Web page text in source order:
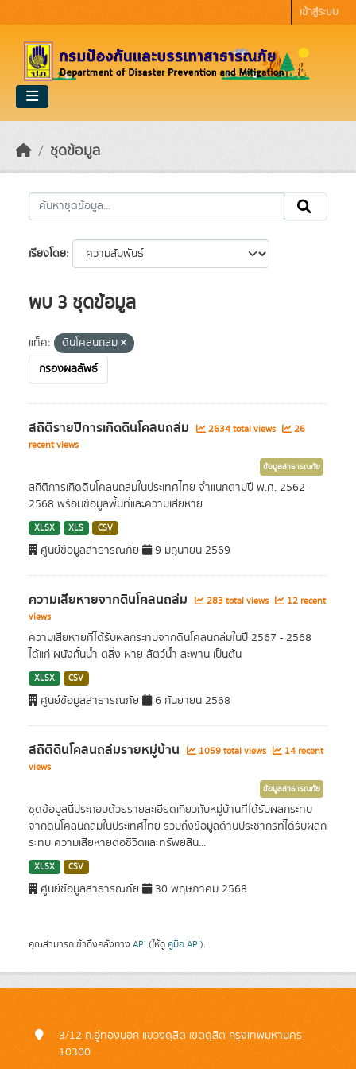
เข้าสู่ระบบ
ชุดข้อมูล
เรียงโดย
พบ 3 ชุดข้อมูล
แท็ค:
ดินโคลนถล่ม
กรองผลลัพธ์
สถิติรายปีการเกิดดินโคลนถล่ม 2634 total views
26
recent views
ข้อมูลสาธารณภัย
สถิติการเกิดดินโคลนถล่มในประเทศไทย จำแนกตามปี พ.ศ. 2562-
2568 พร้อมข้อมูลพื้นที่และความเสียหาย
XLSX XLS CSV
ศูนย์ข้อมูลสาธารณภัย 9 มิถุนายน 2569
ความเสียหายจากดินโคลนถล่ม 283 total views
12 recent
views
ความเสียหายที่ได้รับผลกระทบจากดินโคลนถล่มในปี 2567 - 2568
ได้แก่ ผนังกั้นน้ำ ตลิ่ง ฝาย สัตว์น้ำ สะพาน เป็นต้น
XLSX CSV
ศูนย์ข้อมูลสาธารณภัย 6 กันยายน 2568
สถิติดินโคลนถล่มรายหมู่บ้าน 1059 total views
14 recent
views
ข้อมูลสาธารณภัย
ชุดข้อมูลนี้ประกอบด้วยรายละเอียดเกี่ยวกับหมู่บ้านที่ได้รับผลกระทบ
จากดินโคลนถล่มในประเทศไทย รวมถึงข้อมูลด้านประชากรที่ได้รับผลก
ระทบ ความเสียหายต่อชีวิตและทรัพย์สิน...
XLSX CSV
ศูนย์ข้อมูลสาธารณภัย 30 พฤษภาคม 2568
คุณสามารถเข้าถึงคลังทาง API (ให้ดู คู่มือ API).
3/12 ถ.อู่ทองนอก แขวงดุสิต เขตดุสิต กรุงเทพมหานคร
10300